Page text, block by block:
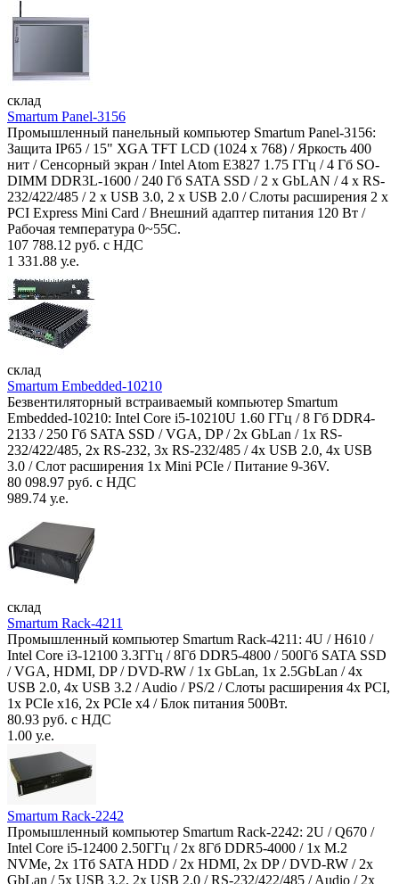
склад
Smartum Panel-3156
Промышленный панельный компьютер Smartum Panel-3156:
Защита IP65 / 15" XGA TFT LCD (1024 x 768) / Яркость 400
нит / Сенсорный экран / Intel Atom E3827 1.75 ГГц / 4 Гб SO-
DIMM DDR3L-1600 / 240 Гб SATA SSD / 2 x GbLAN / 4 x RS-
232/422/485 / 2 x USB 3.0, 2 x USB 2.0 / Слоты расширения 2 x
PCI Express Mini Card / Внешний адаптер питания 120 Вт /
Рабочая температура 0~55C.
107 788.12 руб. с НДС
1 331.88 у.е.
склад
Smartum Embedded-10210
Безвентиляторный встраиваемый компьютер Smartum
Embedded-10210: Intel Core i5-10210U 1.60 ГГц / 8 Гб DDR4-
2133 / 250 Гб SATA SSD / VGA, DP / 2х GbLan / 1х RS-
232/422/485, 2x RS-232, 3x RS-232/485 / 4x USB 2.0, 4х USB
3.0 / Слот расширения 1x Mini PCIe / Питание 9-36V.
80 098.97 руб. с НДС
989.74 у.е.
склад
Smartum Rack-4211
Промышленный компьютер Smartum Rack-4211: 4U / H610 /
Intel Core i3-12100 3.3ГГц / 8Гб DDR5-4800 / 500Гб SATA SSD
/ VGA, HDMI, DP / DVD-RW / 1x GbLan, 1x 2.5GbLan / 4x
USB 2.0, 4x USB 3.2 / Audio / PS/2 / Слоты расширения 4x PCI,
1x PCIe x16, 2x PCIe x4 / Блок питания 500Вт.
80.93 руб. с НДС
1.00 у.е.
Smartum Rack-2242
Промышленный компьютер Smartum Rack-2242: 2U / Q670 /
Intel Core i5-12400 2.50ГГц / 2x 8Гб DDR5-4000 / 1x M.2
NVMe, 2x 1Тб SATA HDD / 2x HDMI, 2x DP / DVD-RW / 2x
GbLan / 5x USB 3.2, 2x USB 2.0 / RS-232/422/485 / Audio / 2x